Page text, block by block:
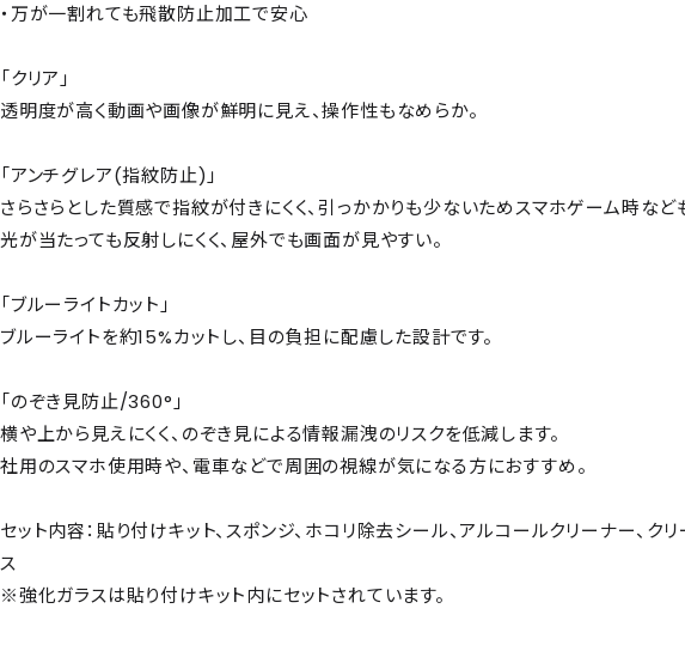
・万が一割れても飛散防止加工で安心
「クリア」
透明度が高く動画や画像が鮮明に見え、操作性もなめらか。
「アンチグレア(指紋防止)」
さらさらとした質感で指紋が付きにくく、引っかかりも少ないためスマホゲーム時など
光が当たっても反射しにくく、屋外でも画面が見やすい。
「ブルーライトカット」
ブルーライトを約15%カットし、目の負担に配慮した設計です。
「のぞき見防止/360°」
横や上から見えにくく、のぞき見による情報漏洩のリスクを低減します。
社用のスマホ使用時や、電車などで周囲の視線が気になる方におすすめ。
セット内容：貼り付けキット、スポンジ、ホコリ除去シール、アルコールクリーナー、ク
ス
※強化ガラスは貼り付けキット内にセットされています。